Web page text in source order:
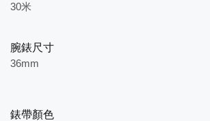
30米
腕錶尺寸
36mm
錶帶顏色